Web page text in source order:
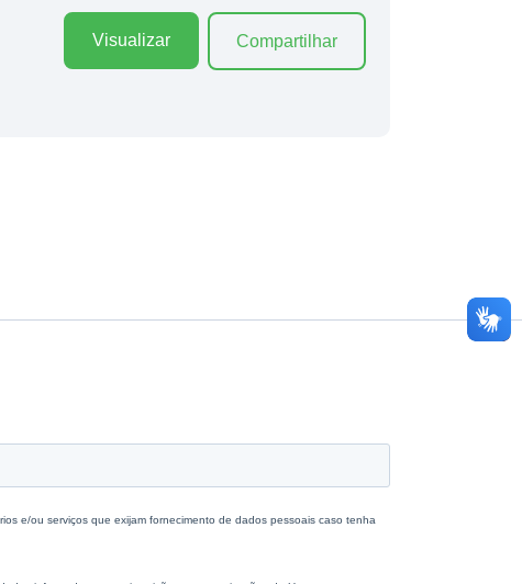
Visualizar Compartilhar